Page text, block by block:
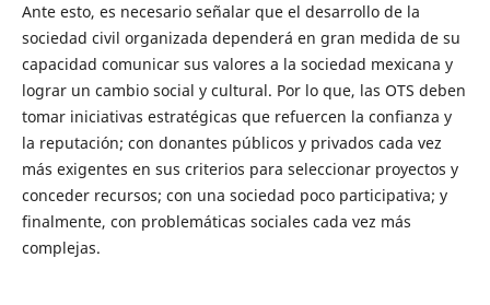
Ante esto, es necesario señalar que el desarrollo de la
sociedad civil organizada dependerá en gran medida de su
capacidad comunicar sus valores a la sociedad mexicana y
lograr un cambio social y cultural. Por lo que, las OTS deben
tomar iniciativas estratégicas que refuercen la confianza y
la reputación; con donantes públicos y privados cada vez
más exigentes en sus criterios para seleccionar proyectos y
conceder recursos; con una sociedad poco participativa; y
finalmente, con problemáticas sociales cada vez más
complejas.